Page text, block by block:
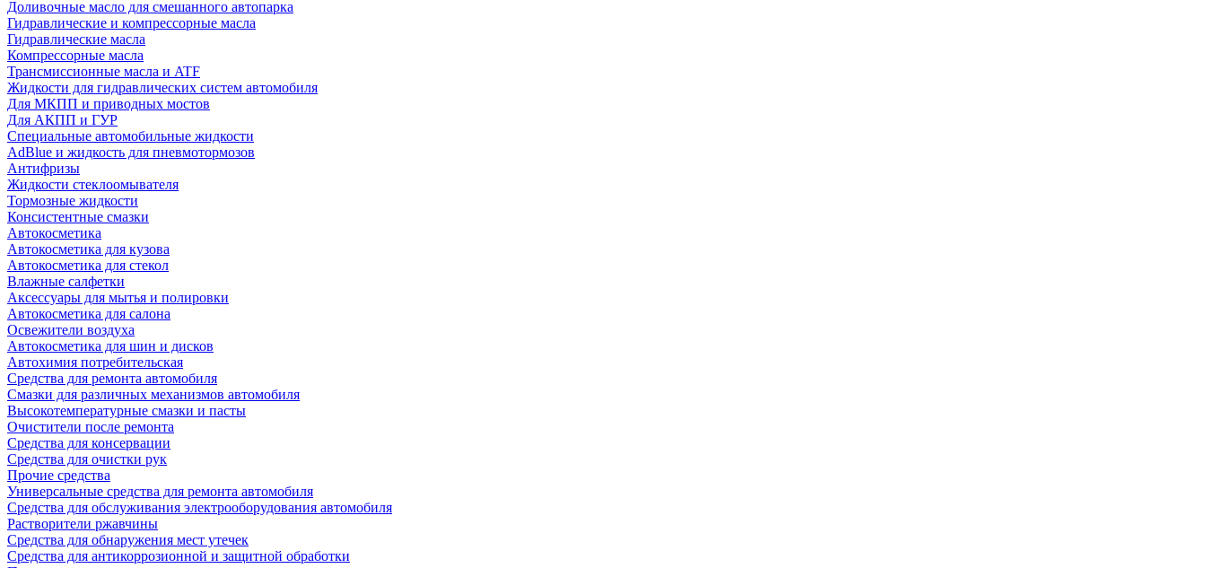
Доливочные масло для смешанного автопарка
Гидравлические и компрессорные масла
Гидравлические масла
Компрессорные масла
Трансмиссионные масла и ATF
Жидкости для гидравлических систем автомобиля
Для МКПП и приводных мостов
Для АКПП и ГУР
Специальные автомобильные жидкости
AdBlue и жидкость для пневмотормозов
Антифризы
Жидкости стеклоомывателя
Тормозные жидкости
Консистентные смазки
Автокосметика
Автокосметика для кузова
Автокосметика для стекол
Влажные салфетки
Аксессуары для мытья и полировки
Автокосметика для салона
Освежители воздуха
Автокосметика для шин и дисков
Автохимия потребительская
Средства для ремонта автомобиля
Смазки для различных механизмов автомобиля
Высокотемпературные смазки и пасты
Очистители после ремонта
Средства для консервации
Средства для очистки рук
Прочие средства
Универсальные средства для ремонта автомобиля
Средства для обслуживания электрооборудования автомобиля
Растворители ржавчины
Средства для обнаружения мест утечек
Средства для антикоррозионной и защитной обработки